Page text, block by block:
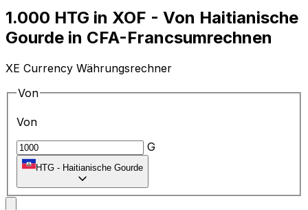
1.000 HTG in XOF - Von Haitianische
Gourde in CFA-Francsumrechnen
XE Currency Währungsrechner
Von
Von
G
HTG - Haitianische Gourde